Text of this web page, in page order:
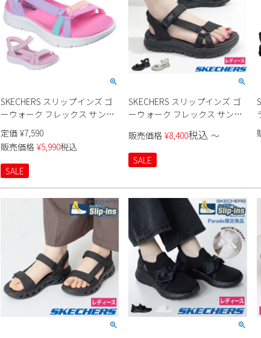
SKECHERS スリップインズ ゴ
ーウォーク フレックス サンダ
ル 303028L キッズ
定価 ¥7,590
販売価格 ¥5,990税込
SALE
SKECHERS スリップインズ ゴ
ーウォーク フレックス サンダ
販売価格 ¥8,400税込 〜
SALE